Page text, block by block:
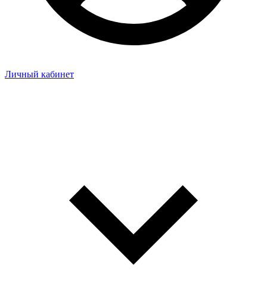
Личный кабинет